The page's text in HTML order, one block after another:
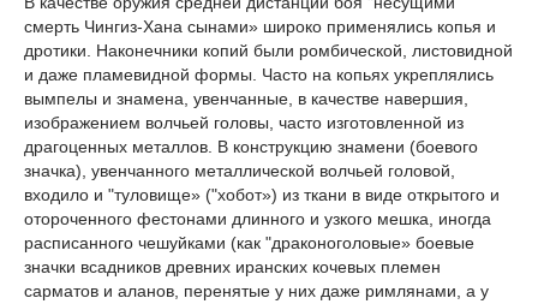
смерть Чингиз-Хана сынами» широко применялись копья и
дротики. Наконечники копий были ромбической, листовидной
и даже пламевидной формы. Часто на копьях укреплялись
вымпелы и знамена, увенчанные, в качестве навершия,
изображением волчьей головы, часто изготовленной из
драгоценных металлов. В конструкцию знамени (боевого
значка), увенчанного металлической волчьей головой,
входило и "туловище» ("хобот») из ткани в виде открытого и
отороченного фестонами длинного и узкого мешка, иногда
расписанного чешуйками (как "драконоголовые» боевые
значки всадников древних иранских кочевых племен
сарматов и аланов, перенятые у них даже римлянами, а у